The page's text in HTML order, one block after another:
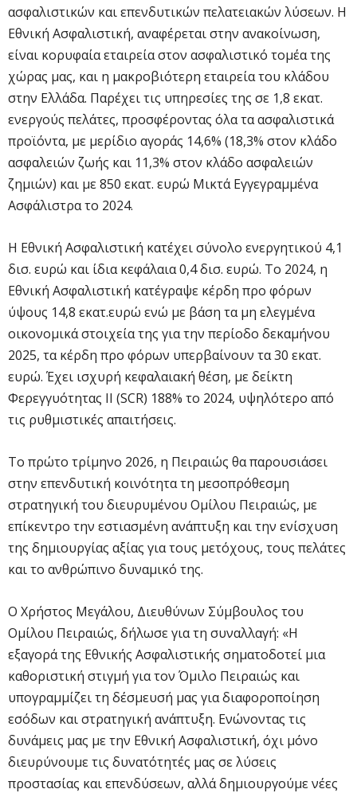
ασφαλιστικών και επενδυτικών πελατειακών λύσεων. Η
Εθνική Ασφαλιστική, αναφέρεται στην ανακοίνωση,
είναι κορυφαία εταιρεία στον ασφαλιστικό τομέα της
χώρας μας, και η μακροβιότερη εταιρεία του κλάδου
στην Ελλάδα. Παρέχει τις υπηρεσίες της σε 1,8 εκατ.
ενεργούς πελάτες, προσφέροντας όλα τα ασφαλιστικά
προϊόντα, με μερίδιο αγοράς 14,6% (18,3% στον κλάδο
ασφαλειών ζωής και 11,3% στον κλάδο ασφαλειών
ζημιών) και με 850 εκατ. ευρώ Μικτά Εγγεγραμμένα
Ασφάλιστρα το 2024.
Η Εθνική Ασφαλιστική κατέχει σύνολο ενεργητικού 4,1
δισ. ευρώ και ίδια κεφάλαια 0,4 δισ. ευρώ. Το 2024, η
Εθνική Ασφαλιστική κατέγραψε κέρδη προ φόρων
ύψους 14,8 εκατ.ευρώ ενώ με βάση τα μη ελεγμένα
οικονομικά στοιχεία της για την περίοδο δεκαμήνου
2025, τα κέρδη προ φόρων υπερβαίνουν τα 30 εκατ.
ευρώ. Έχει ισχυρή κεφαλαιακή θέση, με δείκτη
Φερεγγυότητας ΙΙ (SCR) 188% το 2024, υψηλότερο από
τις ρυθμιστικές απαιτήσεις.
Το πρώτο τρίμηνο 2026, η Πειραιώς θα παρουσιάσει
στην επενδυτική κοινότητα τη μεσοπρόθεσμη
στρατηγική του διευρυμένου Ομίλου Πειραιώς, με
επίκεντρο την εστιασμένη ανάπτυξη και την ενίσχυση
της δημιουργίας αξίας για τους μετόχους, τους πελάτες
και το ανθρώπινο δυναμικό της.
Ο Χρήστος Μεγάλου, Διευθύνων Σύμβουλος του
Ομίλου Πειραιώς, δήλωσε για τη συναλλαγή: «Η
εξαγορά της Εθνικής Ασφαλιστικής σηματοδοτεί μια
καθοριστική στιγμή για τον Όμιλο Πειραιώς και
υπογραμμίζει τη δέσμευσή μας για διαφοροποίηση
εσόδων και στρατηγική ανάπτυξη. Ενώνοντας τις
δυνάμεις μας με την Εθνική Ασφαλιστική, όχι μόνο
διευρύνουμε τις δυνατότητές μας σε λύσεις
προστασίας και επενδύσεων, αλλά δημιουργούμε νέες